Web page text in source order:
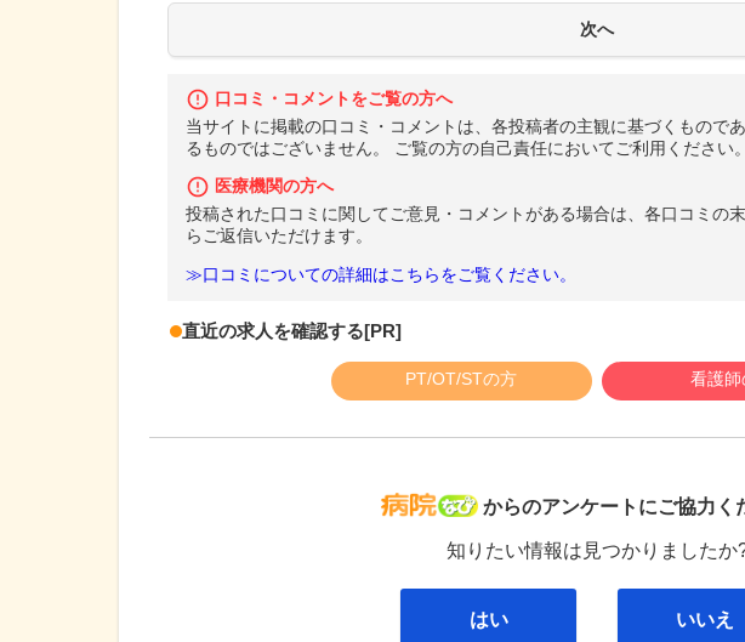
口コミ・コメントをご覧の方へ
当サイトに掲載の口コミ・コメントは、各投稿者の主観に基づくもので
るものではございません。 ご覧の方の自己責任においてご利用ください。
医療機関の方へ
投稿された口コミに関してご意見・コメントがある場合は、各口コミの
らご返信いただけます。
≫口コミについての詳細はこちらをご覧ください。
直近の求人を確認する[PR]
PT/OT/STの方 看護師
病院なび
からのアンケートにご協力く
知りたい情報は見つかりましたか
はい いいえ